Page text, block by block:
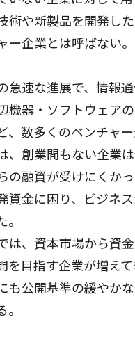
術や新製品を開発し
ー企業とは呼ばない。
急速な進展で、情報
機器・ソフトウェア
、数多くのベンチャ
、創業間もない企業は
の融資が受けにくか
資金に困り、ビジネ
は、資本市場から資
を目指す企業が増え
も公開基準の緩やか